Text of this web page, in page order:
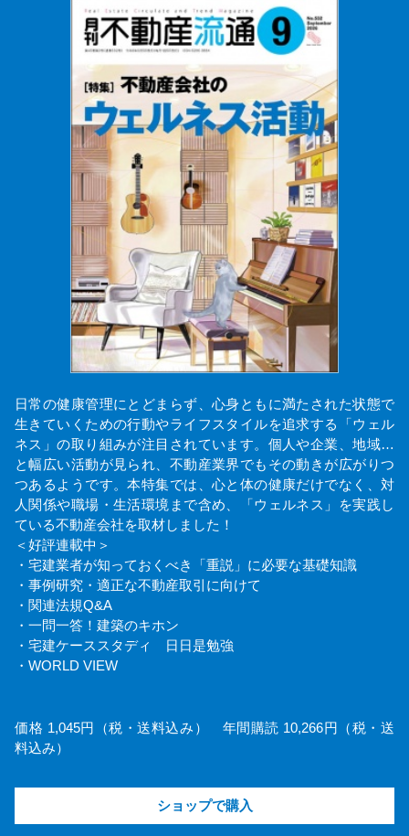
日常の健康管理にとどまらず、心身ともに満たされた状態で
生きていくための行動やライフスタイルを追求する「ウェル
ネス」の取り組みが注目されています。個人や企業、地域…
と幅広い活動が見られ、不動産業界でもその動きが広がりつ
つあるようです。本特集では、心と体の健康だけでなく、対
人関係や職場・生活環境まで含め、「ウェルネス」を実践し
ている不動産会社を取材しました！
＜好評連載中＞
・宅建業者が知っておくべき「重説」に必要な基礎知識
・事例研究・適正な不動産取引に向けて
・関連法規Q&A
・一問一答！建築のキホン
・宅建ケーススタディ 日日是勉強
・WORLD VIEW
価格 1,045円（税・送料込み） 年間購読 10,266円（税・送
料込み）
ショップで購入